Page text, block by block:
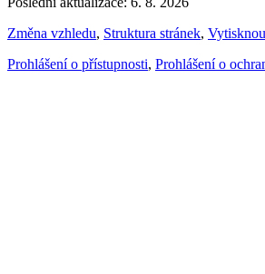
Změna vzhledu, Struktura stránek,
Prohlášení o přístupnosti, Prohlášení o